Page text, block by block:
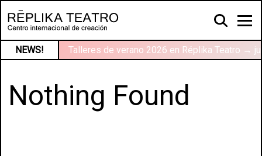
NEWS! Talleres de verano 2026 en Réplika Teatro →
Nothing Found